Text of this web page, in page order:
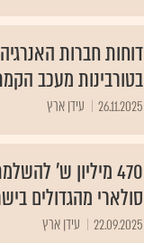
דוחות חברות
בטורבינות מעכב
26.11.2025 עידן ארץ
470 מיליון ש'
סולארי מהגדולים
22.09.2025 עידן ארץ